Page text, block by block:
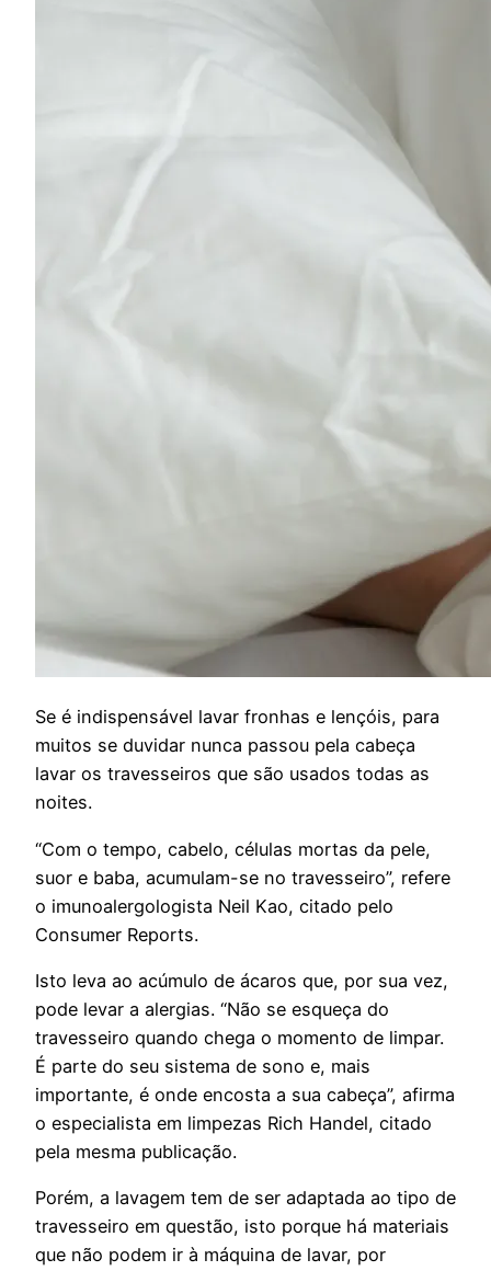
Se é indispensável lavar fronhas e lençóis, para
muitos se duvidar nunca passou pela cabeça
lavar os travesseiros que são usados todas as
noites.
“Com o tempo, cabelo, células mortas da pele,
suor e baba, acumulam-se no travesseiro”, refere
o imunoalergologista Neil Kao, citado pelo
Consumer Reports.
Isto leva ao acúmulo de ácaros que, por sua vez,
pode levar a alergias. “Não se esqueça do
travesseiro quando chega o momento de limpar.
É parte do seu sistema de sono e, mais
importante, é onde encosta a sua cabeça”, afirma
o especialista em limpezas Rich Handel, citado
pela mesma publicação.
Porém, a lavagem tem de ser adaptada ao tipo de
travesseiro em questão, isto porque há materiais
que não podem ir à máquina de lavar, por